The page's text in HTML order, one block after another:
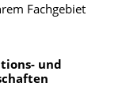
Fachgebiet
und